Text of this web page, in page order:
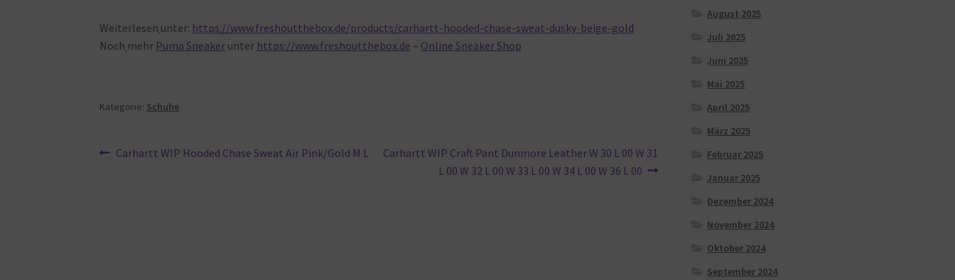
Weiterlesen unter: https://www.freshoutthebox.de/products/carhartt-hooded-chase-sweat-dusky-beige-gold
Noch mehr Puma Sneaker unter https://www.freshoutthebox.de – Online Sneaker Shop
Kategorie: Schuhe
Beitragsnavigation
Vorheriger
Carhartt WIP Hooded Chase Sweat Air Pink/Gold M L
Nächster
Carhartt WIP Craft Pant Dunmore Leather W 30 L 00 W 31
L 00 W 32 L 00 W 33 L 00 W 34 L 00 W 36 L 00
August 2025
Juli 2025
Juni 2025
Mai 2025
April 2025
März 2025
Februar 2025
Januar 2025
Dezember 2024
November 2024
Oktober 2024
September 2024